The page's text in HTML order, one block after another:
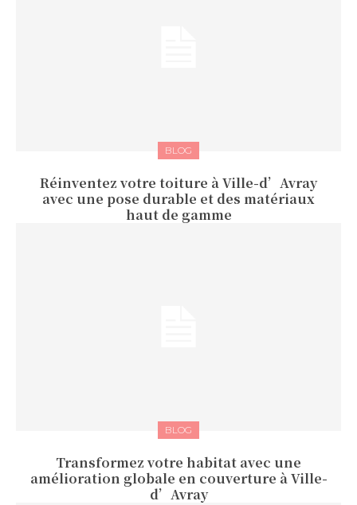
BLOG
Réinventez votre toiture à Ville-d’Avray
avec une pose durable et des matériaux
haut de gamme
BLOG
Transformez votre habitat avec une
amélioration globale en couverture à Ville-
d’Avray